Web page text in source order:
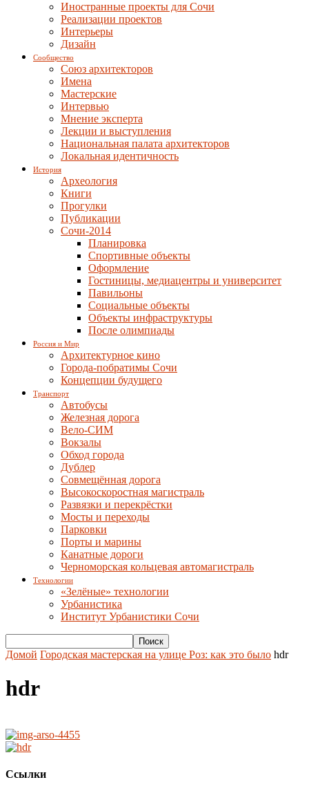
Иностранные проекты для Сочи
Реализации проектов
Интерьеры
Дизайн
Сообщество
Союз архитекторов
Имена
Мастерские
Интервью
Мнение эксперта
Лекции и выступления
Национальная палата архитекторов
Локальная идентичность
История
Археология
Книги
Прогулки
Публикации
Сочи-2014
Планировка
Спортивные объекты
Оформление
Гостиницы, медиацентры и университет
Павильоны
Социальные объекты
Объекты инфраструктуры
После олимпиады
Россия и Мир
Архитектурное кино
Города-побратимы Сочи
Концепции будущего
Транспорт
Автобусы
Железная дорога
Вело-СИМ
Вокзалы
Обход города
Дублер
Совмещённая дорога
Высокоскоростная магистраль
Развязки и перекрёстки
Мосты и переходы
Парковки
Порты и марины
Канатные дороги
Черноморская кольцевая автомагистраль
Технологии
«Зелёные» технологии
Урбанистика
Институт Урбанистики Сочи
Домой Городская мастерская на улице Роз: как это было hdr
hdr
Ссылки